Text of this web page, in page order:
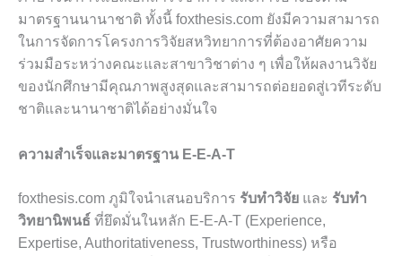
มาตรฐานนานาชาติ ทั้งนี้ foxthesis.com ยังมีความสามารถ
ในการจัดการโครงการวิจัยสหวิทยาการที่ต้องอาศัยความ
ร่วมมือระหว่างคณะและสาขาวิชาต่าง ๆ เพื่อให้ผลงานวิจัย
ของนักศึกษามีคุณภาพสูงสุดและสามารถต่อยอดสู่เวทีระดับ
ชาติและนานาชาติได้อย่างมั่นใจ
ความสำเร็จและมาตรฐาน E-E-A-T
foxthesis.com ภูมิใจนำเสนอบริการ รับทำวิจัย และ รับทำ
วิทยานิพนธ์ ที่ยึดมั่นในหลัก E-E-A-T (Experience,
Expertise, Authoritativeness, Trustworthiness) หรือ